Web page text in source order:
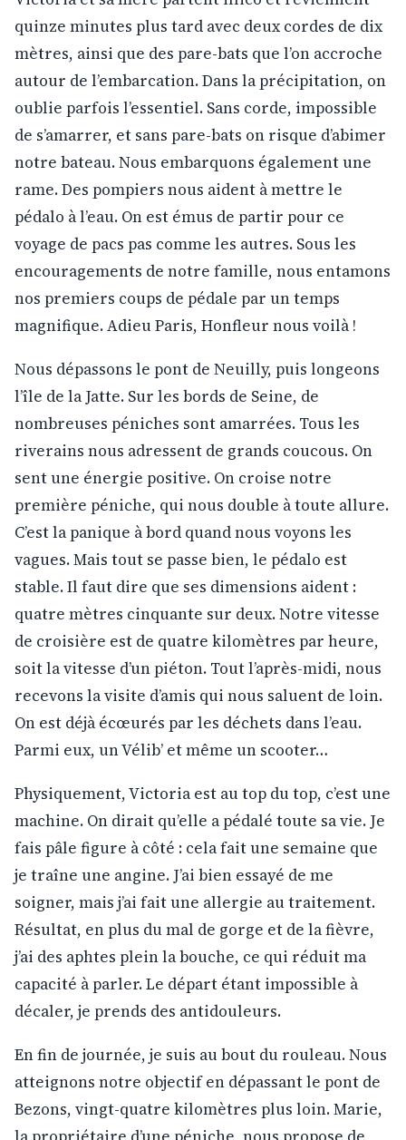
quinze minutes plus tard avec deux cordes de dix
mètres, ainsi que des pare-bats que l’on accroche
autour de l’embarcation. Dans la précipitation, on
oublie parfois l’essentiel. Sans corde, impossible
de s’amarrer, et sans pare-bats on risque d’abimer
notre bateau. Nous embarquons également une
rame. Des pompiers nous aident à mettre le
pédalo à l’eau. On est émus de partir pour ce
voyage de pacs pas comme les autres. Sous les
encouragements de notre famille, nous entamons
nos premiers coups de pédale par un temps
magnifique. Adieu Paris, Honfleur nous voilà !
Nous dépassons le pont de Neuilly, puis longeons
l’île de la Jatte. Sur les bords de Seine, de
nombreuses péniches sont amarrées. Tous les
riverains nous adressent de grands coucous. On
sent une énergie positive. On croise notre
première péniche, qui nous double à toute allure.
C’est la panique à bord quand nous voyons les
vagues. Mais tout se passe bien, le pédalo est
stable. Il faut dire que ses dimensions aident :
quatre mètres cinquante sur deux. Notre vitesse
de croisière est de quatre kilomètres par heure,
soit la vitesse d’un piéton. Tout l’après-midi, nous
recevons la visite d’amis qui nous saluent de loin.
On est déjà écœurés par les déchets dans l’eau.
Parmi eux, un Vélib’ et même un scooter…
Physiquement, Victoria est au top du top, c’est une
machine. On dirait qu’elle a pédalé toute sa vie. Je
fais pâle figure à côté : cela fait une semaine que
je traîne une angine. J’ai bien essayé de me
soigner, mais j’ai fait une allergie au traitement.
Résultat, en plus du mal de gorge et de la fièvre,
j’ai des aphtes plein la bouche, ce qui réduit ma
capacité à parler. Le départ étant impossible à
décaler, je prends des antidouleurs.
En fin de journée, je suis au bout du rouleau. Nous
atteignons notre objectif en dépassant le pont de
Bezons, vingt-quatre kilomètres plus loin. Marie,